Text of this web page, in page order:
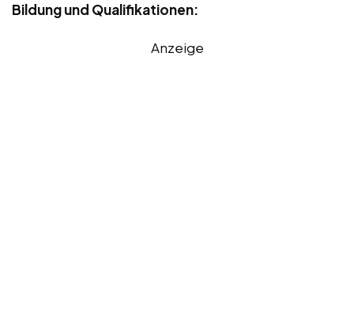
Bildung und Qualifikationen:
Anzeige